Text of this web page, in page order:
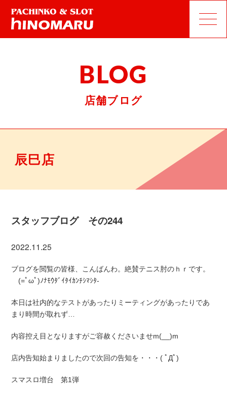
BLOG
店舗ブログ
辰巳店
スタッフブログ その244
2022.11.25
ブログを閲覧の皆様、こんばんわ。絶賛テニス肘のｈｒです。
(=ﾟωﾟ)ﾉﾅﾓｳﾀﾞｲﾀｲｶﾝﾁｼﾏｼﾀ-
本日は社内的なテストがあったりミーティングがあったりであ
まり時間が取れず…
内容控え目となりますがご容赦くださいませm(__)m
店内告知始まりましたので次回の告知を・・・( ﾟДﾟ)
スマスロ増台 第1弾